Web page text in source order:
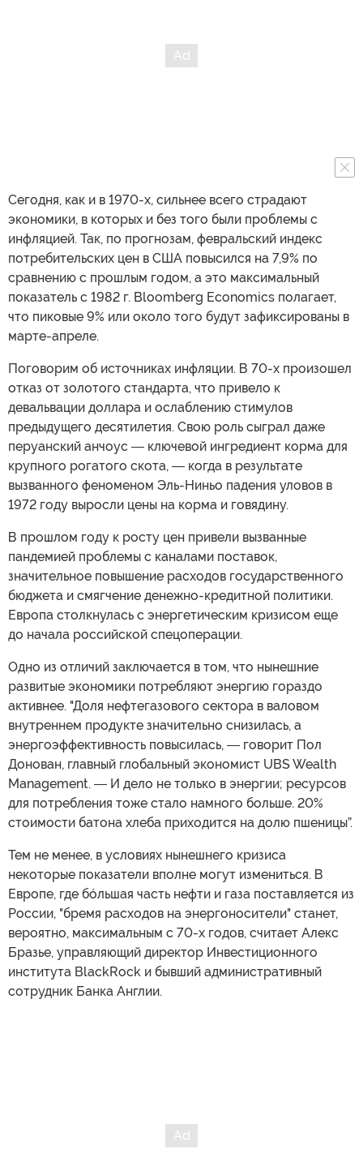
Сегодня, как и в 1970-х, сильнее всего страдают
экономики, в которых и без того были проблемы с
инфляцией. Так, по прогнозам, февральский индекс
потребительских цен в США повысился на 7,9% по
сравнению с прошлым годом, а это максимальный
показатель с 1982 г. Bloomberg Economics полагает,
что пиковые 9% или около того будут зафиксированы в
марте-апреле.
Поговорим об источниках инфляции. В 70-х произошел
отказ от золотого стандарта, что привело к
девальвации доллара и ослаблению стимулов
предыдущего десятилетия. Свою роль сыграл даже
перуанский анчоус ― ключевой ингредиент корма для
крупного рогатого скота, ― когда в результате
вызванного феноменом Эль-Ниньо падения уловов в
1972 году выросли цены на корма и говядину.
В прошлом году к росту цен привели вызванные
пандемией проблемы с каналами поставок,
значительное повышение расходов государственного
бюджета и смягчение денежно-кредитной политики.
Европа столкнулась с энергетическим кризисом еще
до начала российской спецоперации.
Одно из отличий заключается в том, что нынешние
развитые экономики потребляют энергию гораздо
активнее. "Доля нефтегазового сектора в валовом
внутреннем продукте значительно снизилась, а
энергоэффективность повысилась, ― говорит Пол
Донован, главный глобальный экономист UBS Wealth
Management. ― И дело не только в энергии; ресурсов
для потребления тоже стало намного больше. 20%
стоимости батона хлеба приходится на долю пшеницы”.
Тем не менее, в условиях нынешнего кризиса
некоторые показатели вполне могут измениться. В
Европе, где бóльшая часть нефти и газа поставляется из
России, "бремя расходов на энергоносители" станет,
вероятно, максимальным с 70-х годов, считает Алекс
Бразье, управляющий директор Инвестиционного
института BlackRock и бывший административный
сотрудник Банка Англии.